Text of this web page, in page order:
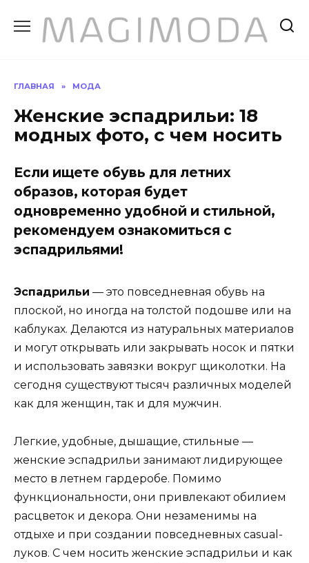
содержанию
ГЛАВНАЯ » МОДА
Женские эспадрильи: 18
модных фото, с чем носить
Если ищете обувь для летних
образов, которая будет
одновременно удобной и стильной,
рекомендуем ознакомиться с
эспадрильями!
Эспадрильи — это повседневная обувь на
плоской, но иногда на толстой подошве или на
каблуках. Делаются из натуральных материалов
и могут открывать или закрывать носок и пятки
и использовать завязки вокруг щиколотки. На
сегодня существуют тысяч различных моделей
как для женщин, так и для мужчин.
Легкие, удобные, дышащие, стильные —
женские эспадрильи занимают лидирующее
место в летнем гардеробе. Помимо
функциональности, они привлекают обилием
расцветок и декора. Они незаменимы на
отдыхе и при создании повседневных casual-
луков. С чем носить женские эспадрильи и как